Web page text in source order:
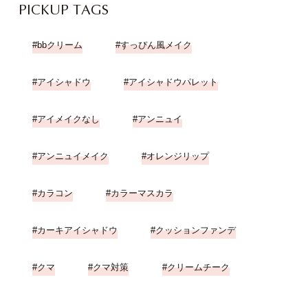
PICKUP TAGS
bbクリーム すっぴん風メイク
アイシャドウ アイシャドウパレット
アイメイクなし アンニュイ
アンニュイメイク オレンジリップ
カラコン カラーマスカラ
カーキアイシャドウ クッションファンデ
クマ クマ対策 クリームチーク